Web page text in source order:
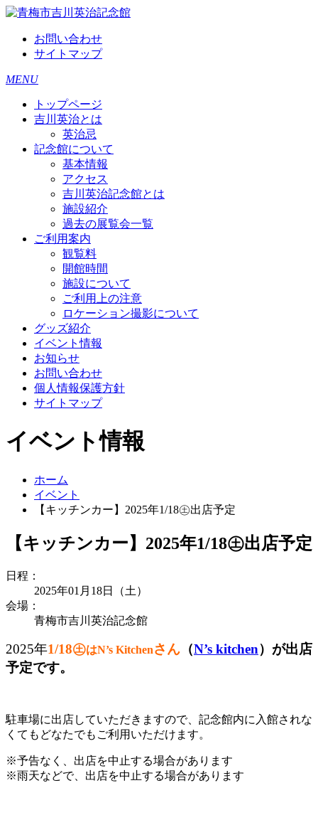
お問い合わせ
サイトマップ
MENU
トップページ
吉川英治とは
英治忌
記念館について
基本情報
アクセス
吉川英治記念館とは
施設紹介
過去の展覧会一覧
ご利用案内
観覧料
開館時間
施設について
ご利用上の注意
ロケーション撮影について
グッズ紹介
イベント情報
お知らせ
お問い合わせ
個人情報保護方針
サイトマップ
イベント情報
ホーム
イベント
【キッチンカー】2025年1/18㊏出店予定
【キッチンカー】2025年1/18㊏出店予定
日程：
2025年01月18日（土）
会場：
青梅市吉川英治記念館
2025年1/18㊏はN’s Kitchenさん （N’s kitchen）が出店
予定です。
駐車場に出店していただきますので、記念館内に入館されな
くてもどなたでもご利用いただけます。
※予告なく、出店を中止する場合があります
※雨天などで、出店を中止する場合があります